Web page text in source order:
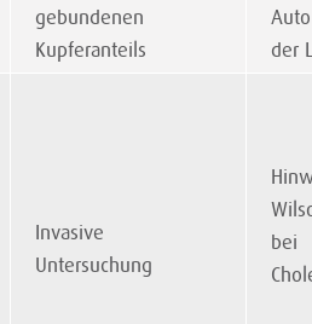
gebundenen
Kupferanteils
der
Invasive
Untersuchung
bei